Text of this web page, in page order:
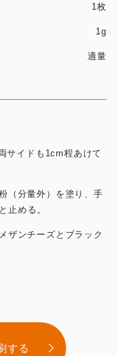
1枚
1g
適量
サイドも1cm程あけて
（分量外）を塗り、手
止める。
ザンチーズとブラック
する